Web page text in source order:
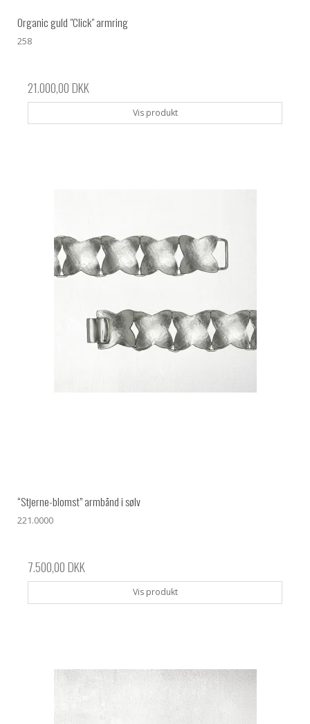
Organic guld "Click" armring
258
21.000,00 DKK
Vis produkt
“Stjerne-blomst” armbånd i sølv
221.0000
7.500,00 DKK
Vis produkt